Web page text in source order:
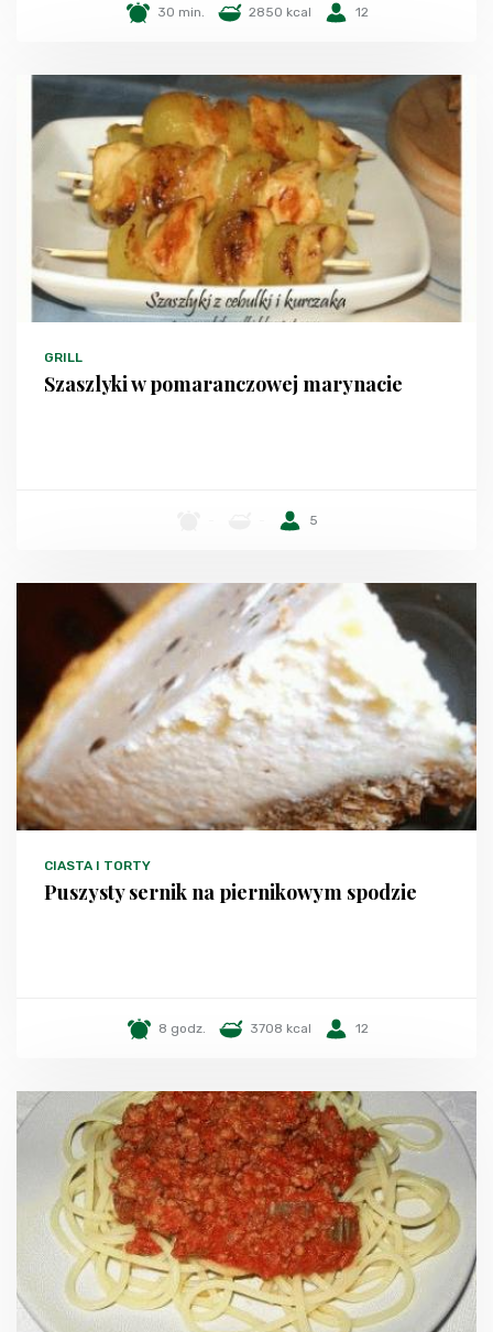
30 min. 2850 kcal 12
GRILL
Szaszlyki w pomaranczowej marynacie
5
CIASTA I TORTY
Puszysty sernik na piernikowym spodzie
8 godz. 3708 kcal 12